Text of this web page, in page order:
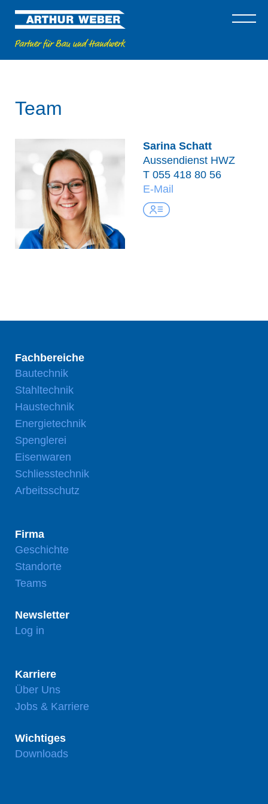
Team
Sarina Schatt
Aussendienst HWZ
T 055 418 80 56
E-Mail
Fachbereiche
Bautechnik
Stahltechnik
Haustechnik
Energietechnik
Spenglerei
Eisenwaren
Schliesstechnik
Arbeitsschutz
Firma
Geschichte
Standorte
Teams
Newsletter
Log in
Karriere
Über Uns
Jobs & Karriere
Wichtiges
Downloads